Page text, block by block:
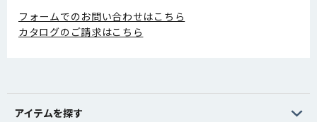
フォームでのお問い合わせはこちら
カタログのご請求はこちら
アイテムを探す